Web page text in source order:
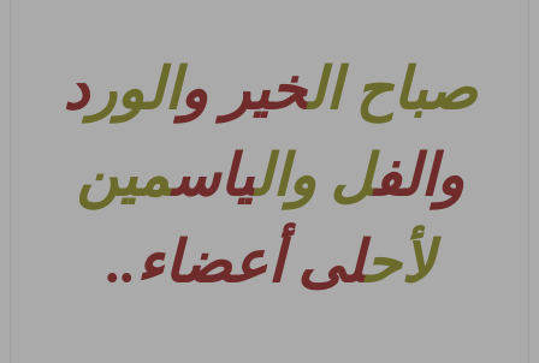
صباح الخير والورد
والفل والياسمين
لأحلى أعضاء..